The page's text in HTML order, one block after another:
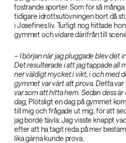
fostrande sporter. Som för så
tidigare idrottsutövningen bort då
i Josefines liv. Turligt nog hittade
gymmet och vidare därifrån till
– I början när jag pluggade blev det
Det resulterade i att jag tappade all
ner väldigt mycket i vikt, i och med
gymmet var värt att prova. Detta
var som att hitta hem. Sedan dess
dag, Plötsligt en dag på gymmet
till mig och frågade ut mig, för att
jag borde tävla. Jag visste knappt
efter att ha tagit reda på mer
lika gärna kunde prova.